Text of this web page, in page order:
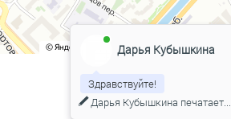
Дарья Кубышкина
Здравствуйте!
Дарья Кубышкина печатает...